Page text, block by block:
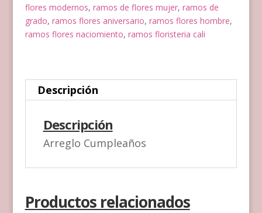
flores modernos, ramos de flores mujer, ramos de
grado, ramos flores aniversario, ramos flores hombre,
ramos flores naciomiento, ramos floristeria cali
Descripción
Descripción
Arreglo Cumpleaños
Productos relacionados